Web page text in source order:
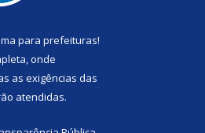
para prefeituras!
onde
as exigências das
atendidas.